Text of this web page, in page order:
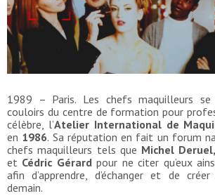
1989 – Paris. Les chefs maquilleurs
couloirs du centre de formation pour
célèbre, l’Atelier International de
en 1986. Sa réputation en fait un forum
chefs maquilleurs tels que Michel
et Cédric Gérardpour ne citer qu’eux
afin d’apprendre, d’échanger et de
demain.